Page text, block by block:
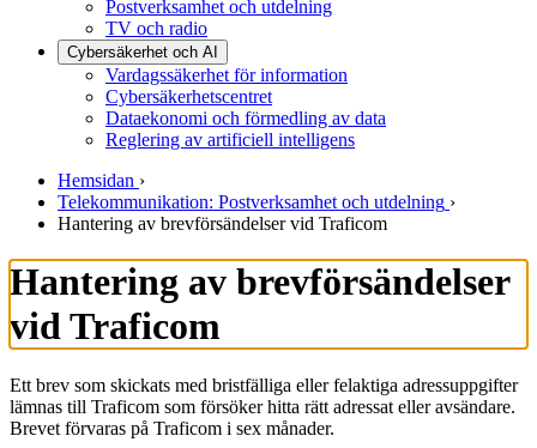
Postverksamhet och utdelning
TV och radio
Cybersäkerhet och AI
Vardagssäkerhet för information
Cybersäkerhetscentret
Dataekonomi och förmedling av data
Reglering av artificiell intelligens
Hemsidan ›
Telekommunikation: Postverksamhet och utdelning ›
Hantering av brevförsändelser vid Traficom
Hantering av brevförsändelser
vid Traficom
Ett brev som skickats med bristfälliga eller felaktiga adressuppgifter
lämnas till Traficom som försöker hitta rätt adressat eller avsändare.
Brevet förvaras på Traficom i sex månader.